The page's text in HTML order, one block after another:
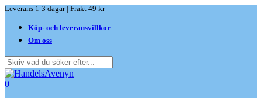
Skip
main
content
Leverans 1-3 dagar | Frakt 49 kr
Köp- och leveransvillkor
Om oss
Close
Search
search
0